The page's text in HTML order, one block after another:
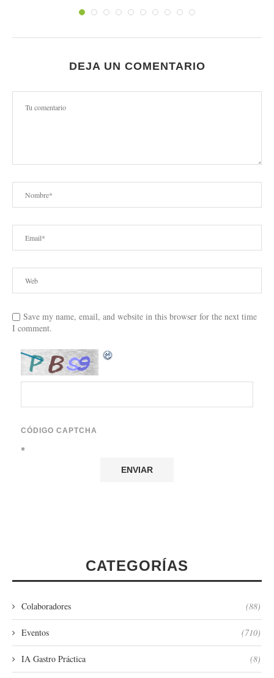
DEJA UN COMENTARIO
Save my name, email, and website in this browser for the next time
I comment.
CÓDIGO CAPTCHA
*
CATEGORÍAS
Colaboradores (88)
Eventos (710)
IA Gastro Práctica (8)